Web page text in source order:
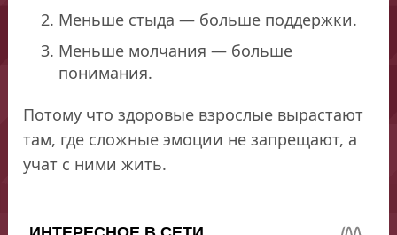
Меньше стыда — больше поддержки.
Меньше молчания — больше
понимания.
Потому что здоровые взрослые вырастают
там, где сложные эмоции не запрещают, а
учат с ними жить.